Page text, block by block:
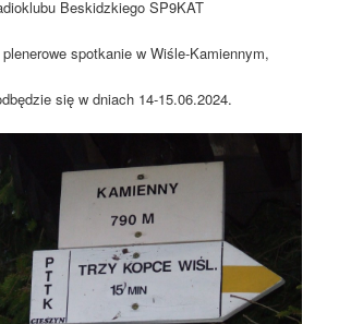
Beskidzkiego SP9KAT
spotkanie w Wiśle-Kamiennym,
się w dniach 14-15.06.2024.